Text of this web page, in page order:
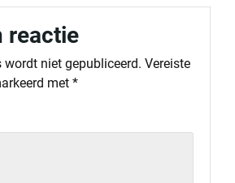
reactie
wordt niet gepubliceerd. Vereiste
met *